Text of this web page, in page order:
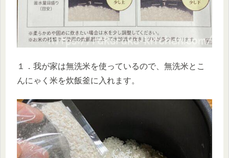
１．我が家は無洗米を使っているので、無洗米とこ
んにゃく米を炊飯釜に入れます。